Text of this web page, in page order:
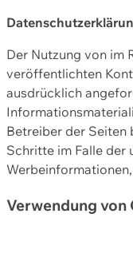
Der Nutzung von im
veröffentlichten
ausdrücklich
Betreiber der Seiten
Schritte im Falle der
Verwendung von